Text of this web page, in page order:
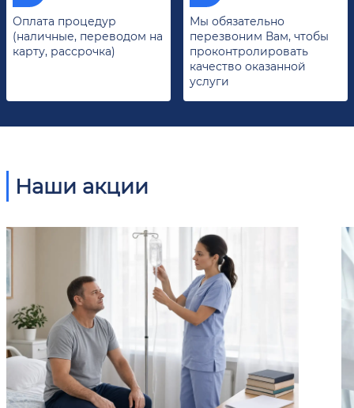
Оплата процедур
(наличные, переводом на
карту, рассрочка)
Мы обязательно
перезвоним Вам, чтобы
проконтролировать
качество оказанной
услуги
Наши акции